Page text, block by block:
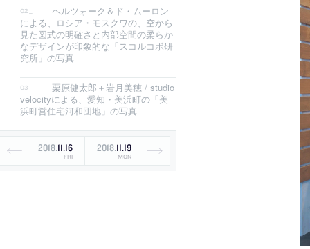
ヘルツォーク＆ド・ムーロン
による、ロシア・モスクワの、空から
見た図式の明確さと内部空間の柔らか
なデザインが印象的な「スコルコボ研
究所」の写真
栗原健太郎＋岩月美穂 / studio
velocityによる、愛知・美浜町の「美
浜町営住宅河和団地」の写真
2018.11.16
FRI
2018.11.19
MON